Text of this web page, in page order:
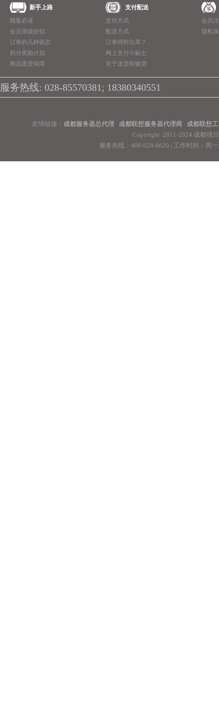
新手上路
顾客必读
会员等级折扣
订单的几种状态
积分奖励计划
商品退货保障
支付配送
支付方式
配送方式
订单何时出库？
网上支付小贴士
关于送货和验货
会员
隐私
服务热线: 028-85570381; 18380340551
友情链接： 成都服务器总代理 成都联想服务器代理商
成都联想
Copyright 2011-2024 成都强
服务热线：400-028-6620 | 工作时间：周